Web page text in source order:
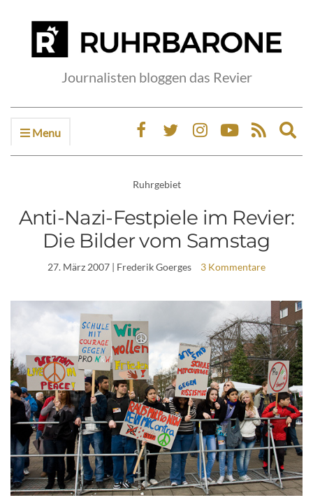
Journalisten bloggen das Revier
Menu
Ruhrgebiet
Anti-Nazi-Festpiele im Revier:
Die Bilder vom Samstag
27. März 2007 | Frederik Goerges 3 Kommentare